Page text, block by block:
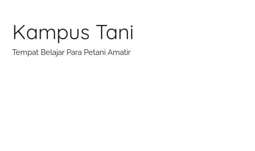
content
Kampus Tani
Tempat Belajar Para Petani Amatir